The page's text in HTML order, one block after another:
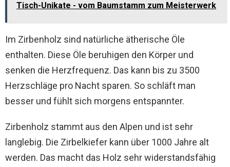
Tisch-Unikate - vom Baumstamm zum Meisterwerk
Im Zirbenholz sind natürliche ätherische Öle
enthalten. Diese Öle beruhigen den Körper und
senken die Herzfrequenz. Das kann bis zu 3500
Herzschläge pro Nacht sparen. So schläft man
besser und fühlt sich morgens entspannter.
Zirbenholz stammt aus den Alpen und ist sehr
langlebig. Die Zirbelkiefer kann über 1000 Jahre alt
werden. Das macht das Holz sehr widerstandsfähig